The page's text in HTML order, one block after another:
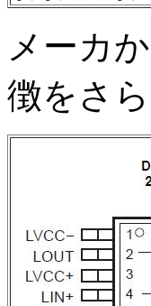
メーカ
徴をさ